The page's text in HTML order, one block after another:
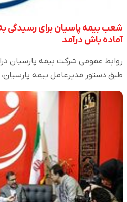
شعب بیمه پاسیان برای رسیدگی به
آماده باش درآمد
روابط عمومی شرکت بیمه پارسیان
طبق دستور مدیرعامل بیمه